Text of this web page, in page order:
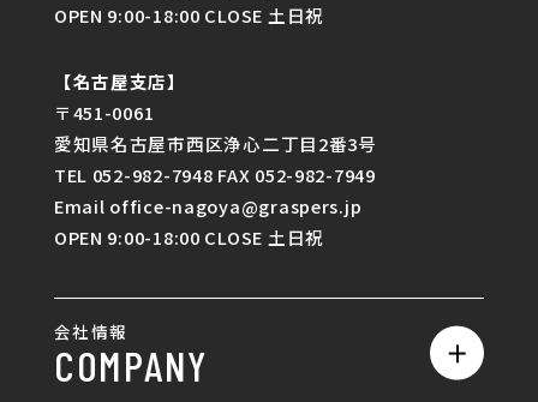
OPEN 9:00-18:00 CLOSE 土日祝
【名古屋支店】
〒451-0061
愛知県名古屋市西区浄心二丁目2番3号
TEL 052-982-7948 FAX 052-982-7949
Email office-nagoya@graspers.jp
OPEN 9:00-18:00 CLOSE 土日祝
会社情報
COMPANY